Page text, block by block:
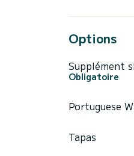
Options
Supplément
Obligatoire
Portuguese
Tapas